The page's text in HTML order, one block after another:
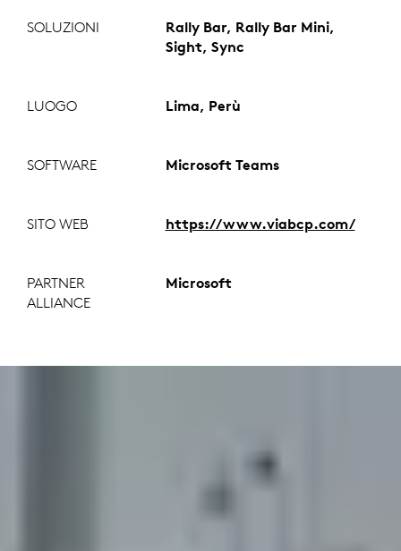
SOLUZIONI
Rally Bar, Rally Bar Mini,
Sight, Sync
LUOGO Lima, Perù
SOFTWARE Microsoft Teams
SITO WEB https://www.viabcp.com/
PARTNER
ALLIANCE
Microsoft